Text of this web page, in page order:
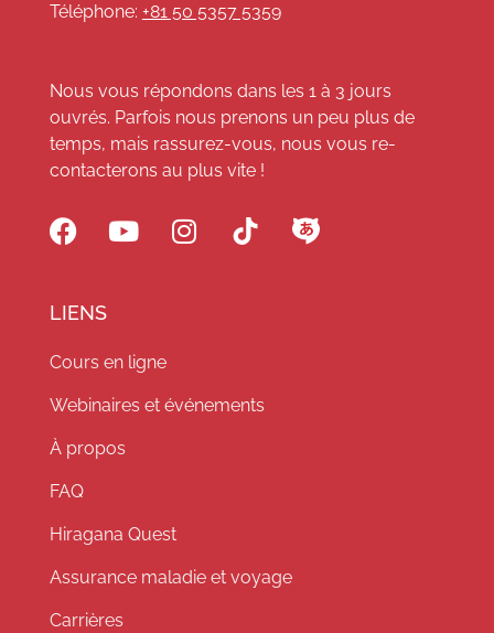
Téléphone: +81 50 5357 5359
Nous vous répondons dans les 1 à 3 jours
ouvrés. Parfois nous prenons un peu plus de
temps, mais rassurez-vous, nous vous re-
contacterons au plus vite !
LIENS
Cours en ligne
Webinaires et événements
À propos
FAQ
Hiragana Quest
Assurance maladie et voyage
Carrières